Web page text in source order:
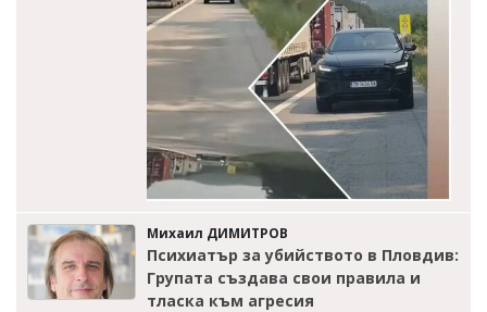
Михаил ДИМИТРОВ
Психиатър за убийството в Пловдив:
Групата създава свои правила и
тласка към агресия